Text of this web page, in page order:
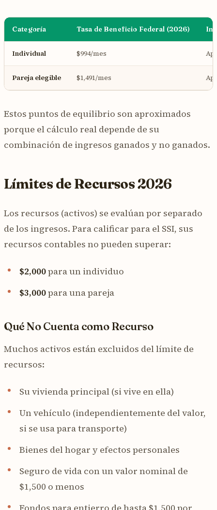
Categoría Tasa de Beneficio Federal (2026)
Individual $994/mes
Pareja elegible $1,491/mes
Estos puntos de equilibrio son aproximados
porque el cálculo real depende de su
combinación de ingresos ganados y no ganados.
Límites de Recursos 2026
Los recursos (activos) se evalúan por separado
de los ingresos. Para calificar para el SSI, sus
recursos contables no pueden superar:
$2,000para un individuo
$3,000para una pareja
Qué No Cuenta como Recurso
Muchos activos están excluidos del límite de
recursos:
Su vivienda principal (si vive en ella)
Un vehículo (independientemente del valor,
si se usa para transporte)
Bienes del hogar y efectos personales
Seguro de vida con un valor nominal de
$1,500 o menos